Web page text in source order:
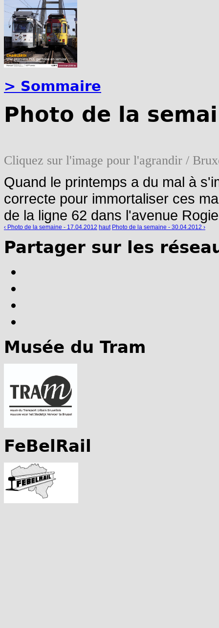
> Sommaire
Photo de la
Cliquez sur l'image pour l'agrandir /
Quand le printemps a du mal à
correcte pour immortaliser ces
de la ligne 62 dans l'avenue
‹ Photo de la semaine - 17.04.2012 haut Photo de la semaine - 30.04.2012 ›
Partager sur les
Musée du Tram
FeBelRail